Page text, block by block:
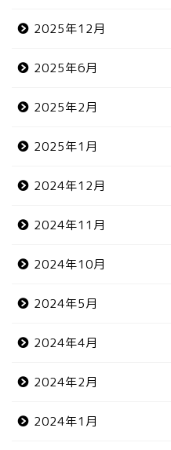
2025年12月
2025年6月
2025年2月
2025年1月
2024年12月
2024年11月
2024年10月
2024年5月
2024年4月
2024年2月
2024年1月